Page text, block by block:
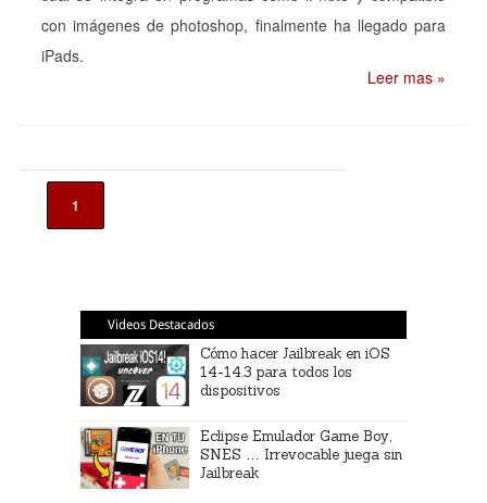
con imágenes de photoshop, finalmente ha llegado para
iPads.
Leer mas »
1
Videos Destacados
Cómo hacer Jailbreak en iOS
14-14.3 para todos los
dispositivos
Eclipse Emulador Game Boy,
SNES … Irrevocable juega sin
Jailbreak